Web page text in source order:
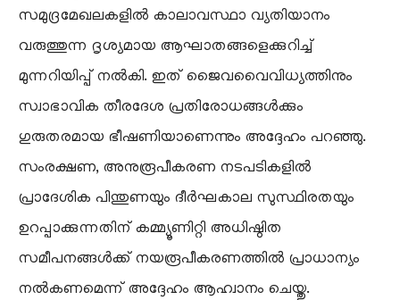
സമുദ്രമേഖലകളിൽ കാലാവസ്ഥാ വ്യതിയാനം
വരുത്തുന്ന ദൃശ്യമായ ആഘാതങ്ങളെക്കുറിച്ച്
മുന്നറിയിപ്പ് നൽകി. ഇത് ജൈവവൈവിധ്യത്തിനും
സ്വാഭാവിക തീരദേശ പ്രതിരോധങ്ങൾക്കും
ഗുരുതരമായ ഭീഷണിയാണെന്നും അദ്ദേഹം പറഞ്ഞു.
സംരക്ഷണ, അനുരൂപീകരണ നടപടികളിൽ
പ്രാദേശിക പിന്തുണയും ദീർഘകാല സുസ്ഥിരതയും
ഉറപ്പാക്കുന്നതിന് കമ്മ്യൂണിറ്റി അധിഷ്ഠിത
സമീപനങ്ങൾക്ക് നയരൂപീകരണത്തിൽ പ്രാധാന്യം
നൽകണമെന്ന് അദ്ദേഹം ആഹ്വാനം ചെയ്തു.